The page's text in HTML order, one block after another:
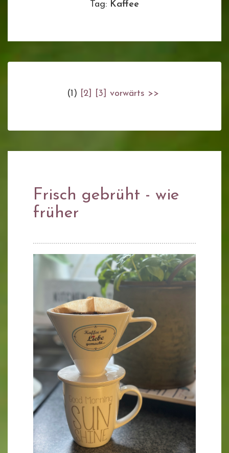
Tag: Kaffee
(1) [2] [3] vorwärts >>
Frisch gebrüht - wie
früher